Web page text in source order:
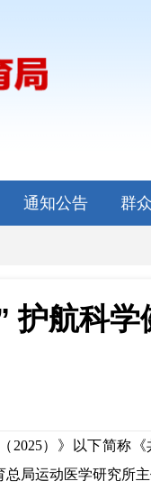
通知公告 群
护航科
2025）》以下简称
局运动医学研究所